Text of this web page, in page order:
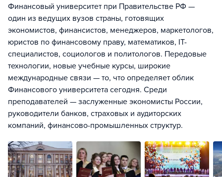
Финансовый университет при Правительстве РФ —
один из ведущих вузов страны, готовящих
экономистов, финансистов, менеджеров, маркетологов,
юристов по финансовому праву, математиков, IT-
специалистов, социологов и политологов. Передовые
технологии, новые учебные курсы, широкие
международные связи — то, что определяет облик
Финансового университета сегодня. Среди
преподавателей — заслуженные экономисты России,
руководители банков, страховых и аудиторских
компаний, финансово-промышленных структур.